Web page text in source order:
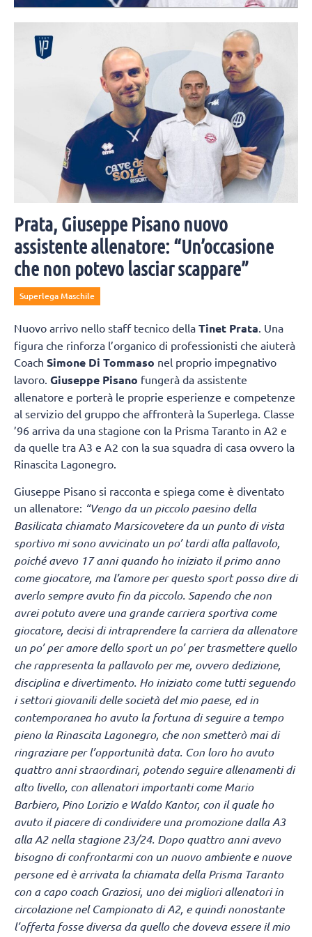
che non potevo lasciar scappare”
assoluto".
Prata, Giuseppe Pisano nuovo
assistente allenatore: “Un’occasione
che non potevo lasciar scappare”
Superlega Maschile
Nuovo arrivo nello staff tecnico della Tinet Prata. Una
figura che rinforza l’organico di professionisti che aiuterà
Coach Simone Di Tommaso nel proprio impegnativo
lavoro. Giuseppe Pisano fungerà da assistente
allenatore e porterà le proprie esperienze e competenze
al servizio del gruppo che affronterà la Superlega. Classe
’96 arriva da una stagione con la Prisma Taranto in A2 e
da quelle tra A3 e A2 con la sua squadra di casa ovvero la
Rinascita Lagonegro.
Giuseppe Pisano si racconta e spiega come è diventato
un allenatore: “Vengo da un piccolo paesino della
Basilicata chiamato Marsicovetere da un punto di vista
sportivo mi sono avvicinato un po’ tardi alla pallavolo,
poiché avevo 17 anni quando ho iniziato il primo anno
come giocatore, ma l’amore per questo sport posso dire di
averlo sempre avuto fin da piccolo. Sapendo che non
avrei potuto avere una grande carriera sportiva come
giocatore, decisi di intraprendere la carriera da allenatore
un po’ per amore dello sport un po’ per trasmettere quello
che rappresenta la pallavolo per me, ovvero dedizione,
disciplina e divertimento. Ho iniziato come tutti seguendo
i settori giovanili delle società del mio paese, ed in
contemporanea ho avuto la fortuna di seguire a tempo
pieno la Rinascita Lagonegro, che non smetterò mai di
ringraziare per l’opportunità data. Con loro ho avuto
quattro anni straordinari, potendo seguire allenamenti di
alto livello, con allenatori importanti come Mario
Barbiero, Pino Lorizio e Waldo Kantor, con il quale ho
avuto il piacere di condividere una promozione dalla A3
alla A2 nella stagione 23/24. Dopo quattro anni avevo
bisogno di confrontarmi con un nuovo ambiente e nuove
persone ed è arrivata la chiamata della Prisma Taranto
con a capo coach Graziosi, uno dei migliori allenatori in
circolazione nel Campionato di A2, e quindi nonostante
l’offerta fosse diversa da quello che doveva essere il mio